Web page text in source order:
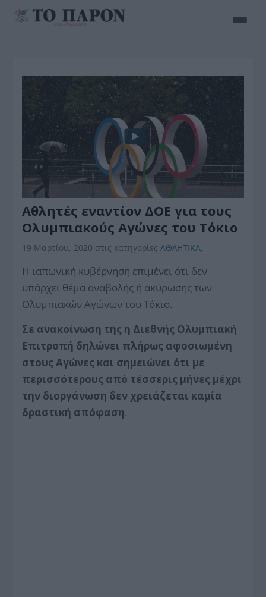
Αθλητές εναντίον ΔΟΕ για τους
Ολυμπιακούς Αγώνες του Τόκιο
19 Μαρτίου, 2020 στις κατηγορίεςΑΘΛΗΤΙΚΑ,
Η ιαπωνική κυβέρνηση επιμένει ότι δεν
υπάρχει θέμα αναβολής ή ακύρωσης των
Ολυμπιακών Αγώνων του Τόκιο.
Σε ανακοίνωση της η Διεθνής Ολυμπιακή
Επιτροπή δηλώνει πλήρως αφοσιωμένη
στους Αγώνες και σημειώνει ότι με
περισσότερους από τέσσερις μήνες μέχρι
την διοργάνωση δεν χρειάζεται καμία
δραστική απόφαση.